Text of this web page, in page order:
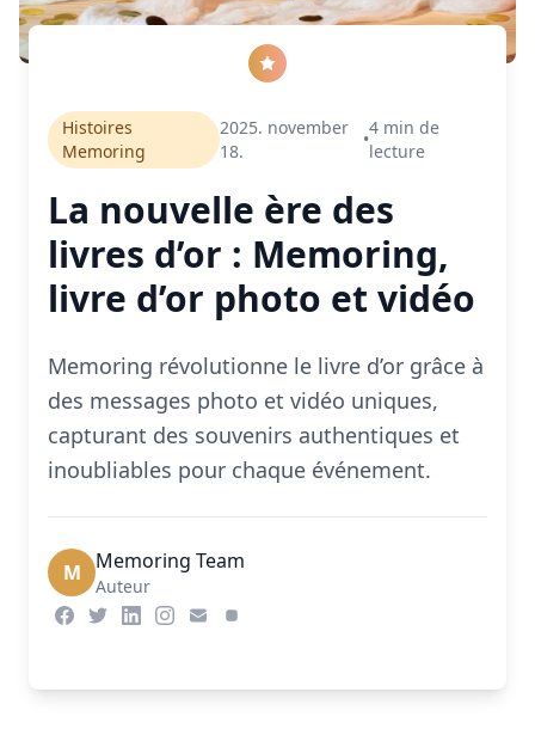
Histoires
Memoring
2025. november
18.
•
4 min de
lecture
La nouvelle ère des
livres d’or : Memoring,
livre d’or photo et vidéo
Memoring révolutionne le livre d’or grâce à
des messages photo et vidéo uniques,
capturant des souvenirs authentiques et
inoubliables pour chaque événement.
M Memoring Team
Auteur